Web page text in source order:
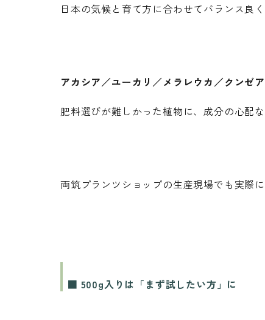
日本の気候と育て方に合わせてバランス良
アカシア／ユーカリ／メラレウカ／クンゼ
肥料選びが難しかった植物に、成分の心配
両筑プランツショップの生産現場でも実際に
■ 500g入りは「まず試したい方」に